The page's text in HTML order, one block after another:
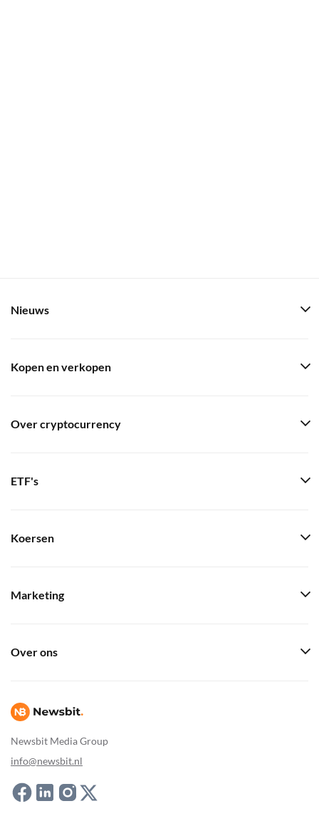
Newsbit Media Group
info@newsbit.nl
Nieuws
Kopen en verkopen
Over cryptocurrency
ETF's
Koersen
Marketing
Over ons